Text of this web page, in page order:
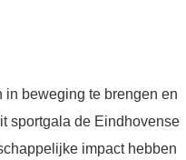
beweging te brengen en
sportgala de Eindhovense
impact hebben